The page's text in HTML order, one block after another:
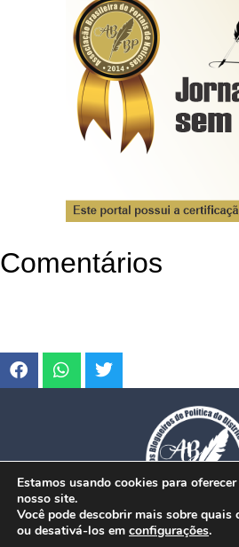
Comentários
Estamos usando cookies para
nosso site.
Você pode descobrir mais sobre quais
ou desativá-los em configurações.